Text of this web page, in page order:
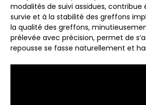
modalités de suivi assidues, contribue
survie et à la stabilité des greffons
la qualité des greffons,
prélevée avec précision, permet de
repousse se fasse naturellement et